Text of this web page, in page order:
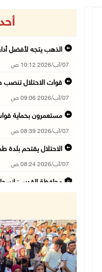
الذهب يتجه لأفضل
07/آب/2026 10:12 ص
قوات الاحتلال تنصب
07/آب/2026 09:06 ص
مستعمرون بحماية
07/آب/2026 08:39 ص
الاحتلال يقتحم
07/آب/2026 08:24 ص
محافظة القدس:
07/آب/2026 08:15 ص
تواصل انتهاكات
06/آب/2026 11:53 م
Next